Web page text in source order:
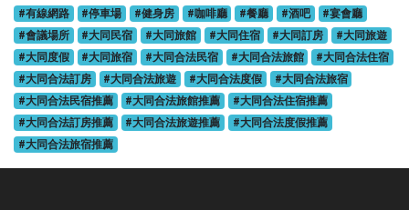
#有線網路 #停車場 #健身房 #咖啡廳 #餐廳 #酒吧
#宴會廳
#會議場所
#大同民宿 #大同旅館 #大同住宿 #大同訂房
#大同旅遊
#大同度假
#大同旅宿 #大同合法民宿 #大同合法旅館
#大同合法住宿
#大同合法訂房
#大同合法旅遊 #大同合法度假
#大同合法旅宿
#大同合法民宿推薦
#大同合法旅館推薦
#大同合法住宿推薦
#大同合法訂房推薦
#大同合法旅遊推薦
#大同合法度假推薦
#大同合法旅宿推薦